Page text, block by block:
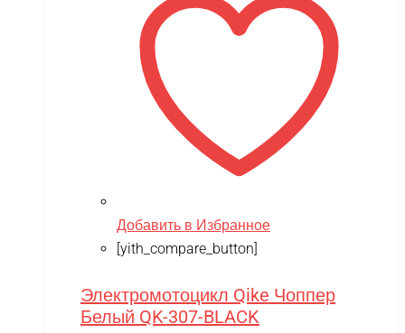
Добавить в Избранное
[yith_compare_button]
Электромотоцикл Qike Чоппер
Белый QK-307-BLACK